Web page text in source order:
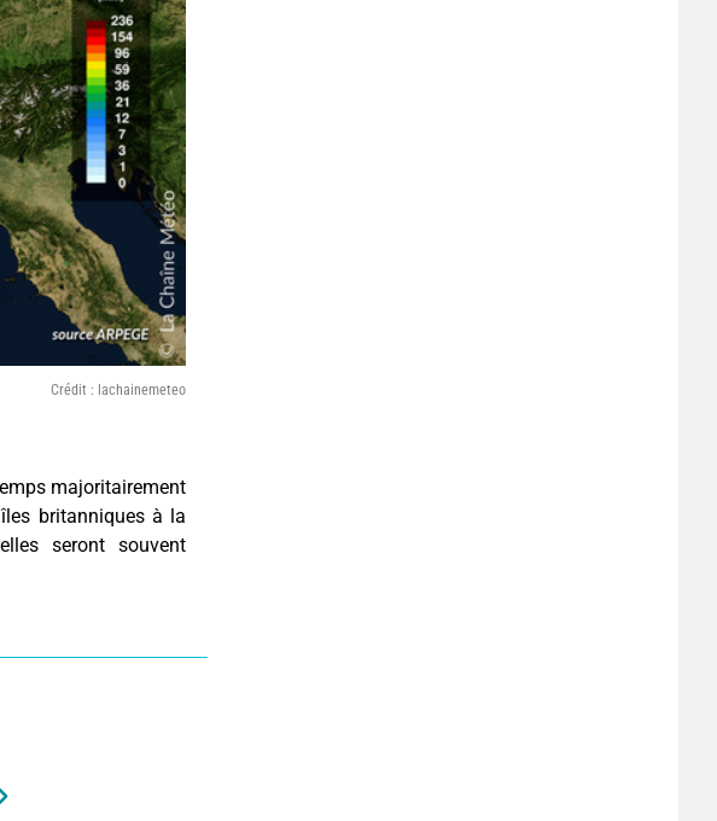
Crédit : lachainemeteo
majoritairement
britanniques à la
seront souvent